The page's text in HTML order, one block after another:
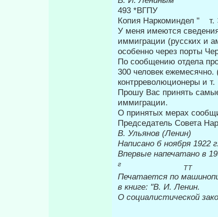
493 *ВГПУ
Копия Наркоминдел " т.
У меня имеются
имми­грации (русских и
особенно через порты
По сообщению отдела
300 че­ловек
контрреволюционеры и т.
Прошу Вас принять
иммигра­ции.
О принятых мерах
Председатель Совета
В. Ульянов (Ленин)
Написано б ноября 1922
Впервые
г ТТ
Печатается по
в книге: "В. И. Ленин.
О социалистической